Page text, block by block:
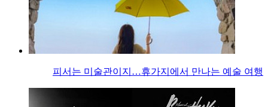
피서는 미술관이지…휴가지에서 만나는 예술 여행